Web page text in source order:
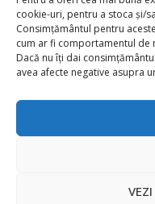
cookie-uri, pentru a stoca și/
Consimțământul pentru
cum ar fi comportamentul de
Dacă nu îți dai
avea afecte negative asupra
VEZI
APS
Arduino
Arm
Asentics
ATEN International
ATTEND
Abonament la